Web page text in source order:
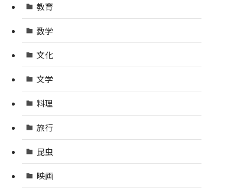
教育
数学
文化
文学
料理
旅行
昆虫
映画